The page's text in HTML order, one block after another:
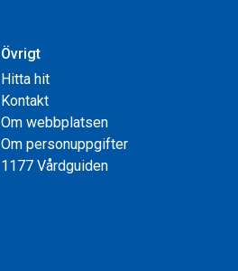
Övrigt
Hitta hit
Kontakt
Om webbplatsen
Om personuppgifter
1177 Vårdguiden